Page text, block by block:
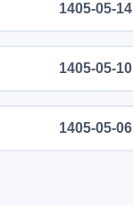
1405-05-14
1405-05-10
1405-05-06